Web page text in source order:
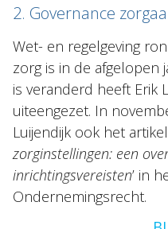
2. Governance
Wet- en regelgeving
zorg is in de afgelopen
is veranderd heeft Erik
uiteengezet. In
Luijendijk ook het artikel
zorginstellingen: een
inrichtingsvereisten’ in
Ondernemingsrecht.